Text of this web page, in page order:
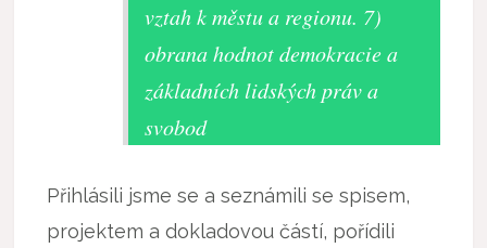
vztah k městu a regionu. 7)
obrana hodnot demokracie a
základních lidských práv a
svobod
Přihlásili jsme se a seznámili se spisem,
projektem a dokladovou částí, pořídili